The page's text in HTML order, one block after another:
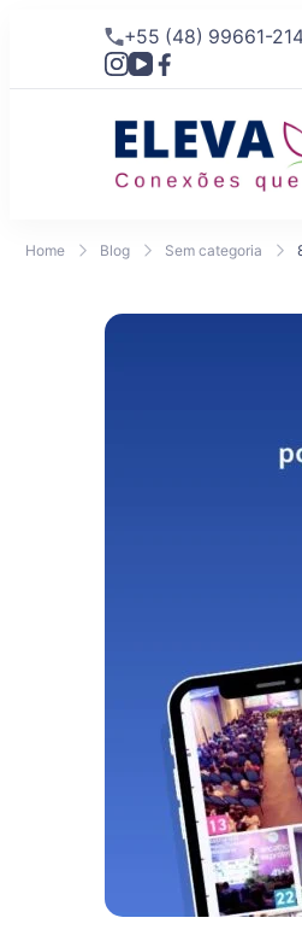
+55 (48) 99661-
Home Blog Sem categoria